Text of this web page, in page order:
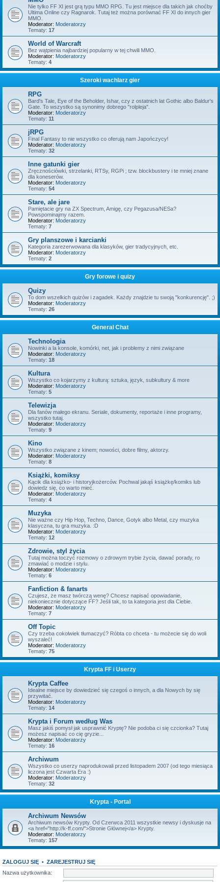
Nie tylko FF XI jest grą typu MMO RPG. Tu jest miejsce dla takich jak choćby
Ultima Online czy Ragnarok. Tutaj też można porównać FF XI do innych gier
MMO.
Moderator: Moderatorzy
Tematy: 17
World of Warcraft
Bez wątpienia najbardziej popularny w tej chwili MMO.
Moderator: Moderatorzy
Tematy: 4
Szeroki wachlarz gier
RPG
Bard's Tale, Eye of the Beholder, Ishar, czy z ostatnich lat Gothic albo Baldur's
Gate. To wszystko są synonimy dobrego "rolpleja".
Moderator: Moderatorzy
Tematy: 11
jRPG
Final Fantasy to nie wszystko co oferują nam Japończycy!
Moderator: Moderatorzy
Tematy: 32
Inne gatunki gier
Zręcznościówki, strzelanki, RTSy, RGPi ; tzw. blockbustery i te mniej znane
dla koneserów.
Moderator: Moderatorzy
Tematy: 54
Stare, ale jare
Pamiętacie gry na ZX Spectrum, Amigę, czy Pegazusa/NESa?
Powspominajmy razem.
Moderator: Moderatorzy
Tematy: 7
Gry planszowe i karcianki
Kategoria zarezerwowana dla klasyków, gier tradycyjnych, etc.
Moderator: Moderatorzy
Tematy: 2
Gry forowe i quizy
Quizy
To dom wszelkich quizów i zagadek. Każdy znajdzie tu swoją "konkurencję". ;)
Moderator: Moderatorzy
Tematy: 26
General Chat
Technologia
Nowinki a la konsole, komórki, net, jak i problemy z nimi związane
Moderator: Moderatorzy
Tematy: 18
Kultura
Wszystko co kojarzymy z kulturą: sztuka, język, subkultury & more
Moderator: Moderatorzy
Tematy: 5
Telewizja
Dla fanów małego ekranu. Seriale, dokumenty, reportaże i inne programy,
wszystko tutaj.
Moderator: Moderatorzy
Tematy: 9
Kino
Wszystko związane z kinem; nowości, dobre filmy, aktorzy.
Moderator: Moderatorzy
Tematy: 8
Książki, komiksy
Kącik dla książko- i historyjkożerców. Pochwal jakąś książkę/komiks lub
dowiedz się, co warto mieć.
Moderator: Moderatorzy
Tematy: 4
Muzyka
Nie ważne czy Hip Hop, Techno, Dance, Gotyk albo Metal, czy muzyka
klasyczna, tu gra muzyka. :D
Moderator: Moderatorzy
Tematy: 12
Zdrowie, styl życia
Tutaj można toczyć rozmowy o zdrowym trybie życia, dawać porady, ro
zmawiać o modzie i stylu.
Moderator: Moderatorzy
Tematy: 6
Fanfiction & fanarts
Czujesz, że masz twórczą wenę? Chcesz napisać opowiadanie,
niekoniecznie dotyczące FF? Jeśli tak, to ta kategoria jest dla Ciebie.
Moderator: Moderatorzy
Tematy: 7
Off Topic
Czy trzeba cokolwiek tłumaczyć? Róbta co chceta - tu możecie się do woli
wyszaleć!
Moderator: Moderatorzy
Tematy: 75
Krypta FF i Userzy
Krypta Caffee
Idealne miejsce by dowiedzieć się czegoś o innych, a dla Nowych by się
przywitać.
Moderator: Moderatorzy
Tematy: 14
Krypta i Forum według Was
Masz jakiś pomysł jak usprawnić Kryptę? Nie podoba ci się czcionka? Tutaj
możesz napisać co cię gryzie...
Moderator: Moderatorzy
Tematy: 16
Archiwum
Wszystko co userzy naprodukowali przed listopadem 2007 (od tego miesiąca
liczona jest Czwarta Era :)
Moderator: Moderatorzy
Tematy: 32
Krypta - Portal
Archiwum Newsów
Archiwum newsów Krypty. Od Czerwca 2011 wszystkie newsy i dyskusje na
<a href="http://k-ff.com/">Stronie Głównej</a> Krypty.
Moderator: Moderatorzy
Tematy: 157
ZALOGUJ SIĘ • ZAREJESTRUJ SIĘ
Nazwa użytkownika: